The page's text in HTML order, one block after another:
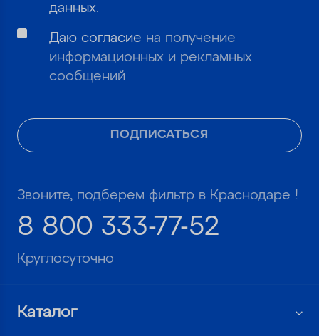
ПОДПИСАТЬСЯ
данных.
Даю согласие на получение
информационных и рекламных
сообщений
Звоните, подберем фильтр в Краснодаре !
8 800 333-77-52
Круглосуточно
Каталог